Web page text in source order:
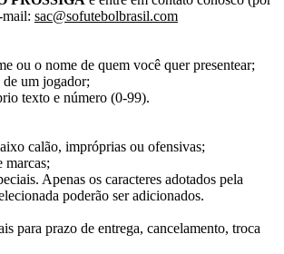
mail: sac@sofutebolbrasil.com
ou o nome de quem você quer presentear;
de um jogador;
texto e número (0-99).
calão, impróprias ou ofensivas;
marcas;
Apenas os caracteres adotados pela
poderão ser adicionados.
para prazo de entrega, cancelamento, troca